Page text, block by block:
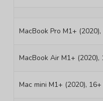
MacBook Pro M1+
MacBook Air M1+
Mac mini M1+ (2020),